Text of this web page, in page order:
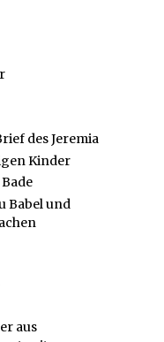
des Jeremia
Kinder
Babel und
aus